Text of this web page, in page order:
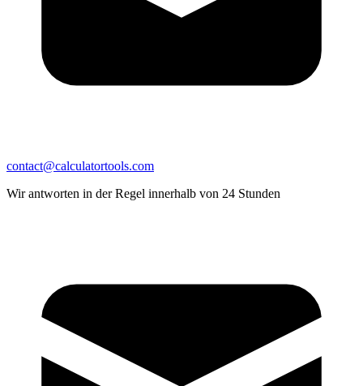
contact@calculatortools.com
Wir antworten in der Regel innerhalb von 24 Stunden